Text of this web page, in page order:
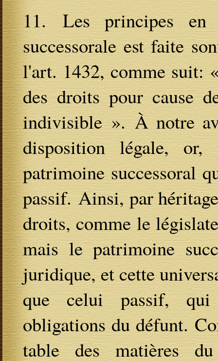
11. Les principes en
successorale est faite
l'art. 1432, comme suit:
des droits pour cause
indivisible ». À notre
disposition légale,
patrimoine successoral
passif. Ainsi, par
droits, comme le
mais le patrimoine
juridique, et cette
que celui passif, qui
obligations du défunt.
table des matières